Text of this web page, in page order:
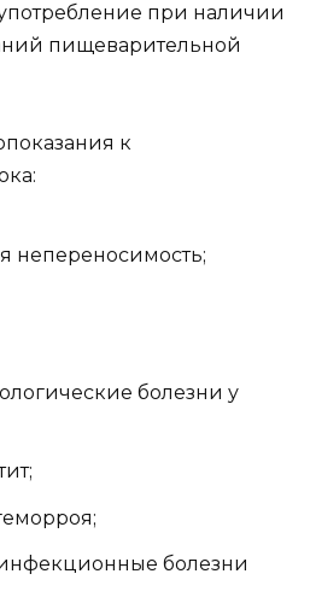
при наличии
пищеварительной
к
непереносимость;
болезни у
болезни